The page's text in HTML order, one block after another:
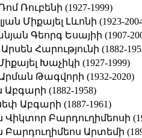
Ռուբենի (1927-1999)
Միքայել Լևոնի (1923-
Գեորգ Եսայիի (1907-
Հարությունի (1882-
Խաչիկի (1927-1999)
Թագվորի (1932-2020)
Աբգարի (1882-1958)
Աբգարի (1887-1961)
Բարդուղիմեոսի
Արտեմի